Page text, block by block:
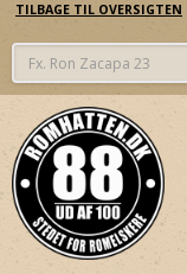
TILBAGE TIL OVERSIGTEN